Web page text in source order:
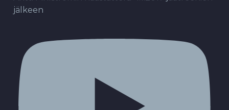
jälkeen